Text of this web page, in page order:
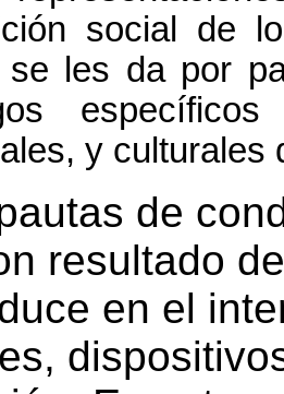
social de
se les da por
y culturales
de
resultado
en el